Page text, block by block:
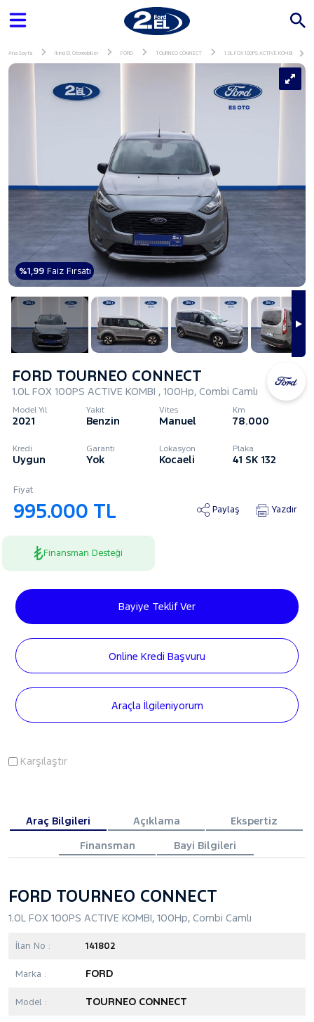
Ana Sayfa İkinci El Otomobiller FORD TOURNEO CONNECT 1.0L FOX 100PS ACTIVE KOMBI
%1,99Faiz Fırsatı
FORD TOURNEO CONNECT
1.0L FOX 100PS ACTIVE KOMBI , 100Hp, Combi Camlı
Model Yıl
2021
Yakıt
Benzin
Vites
Manuel
Km
78.000
Kredi
Uygun
Garanti
Yok
Lokasyon
Kocaeli
Plaka
41 SK 132
Fiyat
995.000 TL Paylaş Yazdır
Finansman Desteği
Bayiye Teklif Ver
Online Kredi Başvuru
Araçla İlgileniyorum
Karşılaştır
Araç Bilgileri Açıklama
Ekspertiz
Finansman
Bayi Bilgileri
FORD TOURNEO CONNECT
1.0L FOX 100PS ACTIVE KOMBI, 100Hp, Combi Camlı
İlan No : 141802
Marka : FORD
Model : TOURNEO CONNECT